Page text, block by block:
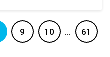
9 10 … 61